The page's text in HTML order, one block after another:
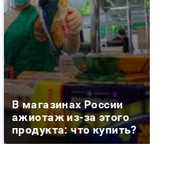
В магазинах России
ажиотаж из-за этого
продукта: что купить?